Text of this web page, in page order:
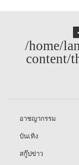
/home/
content/
อาชญากรรม
บันเทิง
สกู๊ปข่าว